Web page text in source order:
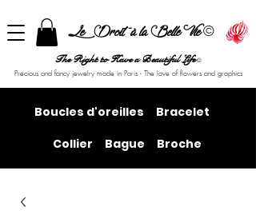
Le Droit à la Belle Vie©
The Right to Have a Beautiful Life©
Precious and fancy jewelry made in Paris - The love of flowers and graphics
Boucles d'oreilles
Bracelet
Collier
Bague Broche